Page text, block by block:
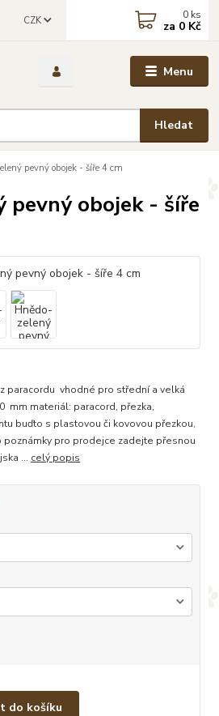
Menu
CZK
Hledat
0 ks
za 0 Kč
pevný obojek - šíře 4 cm
pevný obojek - šíře
paracordu vhodné pro střední a velká
mm materiál: paracord, přezka,
buďto s plastovou či kovovou přezkou,
pro prodejce zadejte přesnou
... celý popis
do košíku